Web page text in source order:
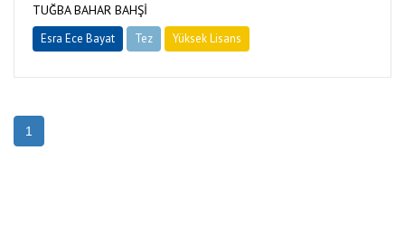
TUĞBA BAHAR BAHŞİ
Esra Ece Bayat Tez Yüksek Lisans
1